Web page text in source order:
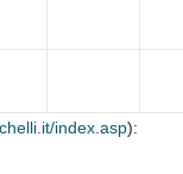
index.asp):